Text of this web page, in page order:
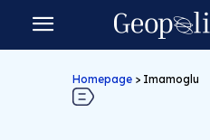
Homepage > Imamoglu